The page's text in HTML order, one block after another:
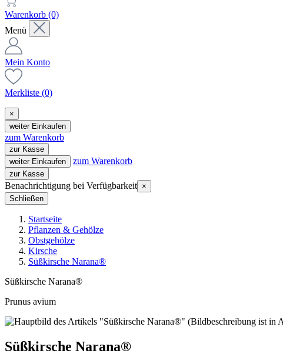
Warenkorb (0)
Menü
Mein Konto
Merkliste (0)
×
weiter Einkaufen
zum Warenkorb
zur Kasse
weiter Einkaufen
zum Warenkorb
zur Kasse
Benachrichtigung bei Verfügbarkeit ×
Schließen
Startseite
Pflanzen & Gehölze
Obstgehölze
Kirsche
Süßkirsche Narana®
Süßkirsche Narana®
Prunus avium
Süßkirsche Narana®